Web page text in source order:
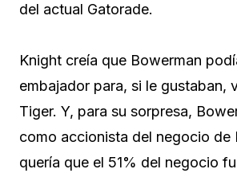
del actual Gatorade.
Knight creía que Bowerman
embajador para, si le gustaban,
Tiger. Y, para su sorpresa,
como accionista del negocio de
quería que el 51% del negocio